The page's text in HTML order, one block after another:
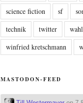
science fiction
sf
technik
twitter
winfried kretschmann
MASTODON-FEED